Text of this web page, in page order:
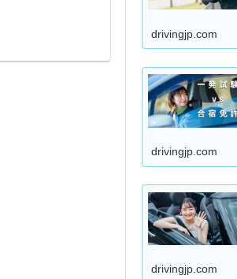
drivingjp.com
drivingjp.com
drivingjp.com